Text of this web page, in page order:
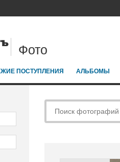
Фото
ПОСТУПЛЕНИЯ АЛЬБОМЫ